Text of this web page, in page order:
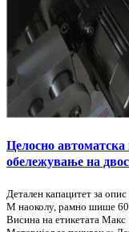
Целосно
обележување на
Детален капацитет за
M наоколу, рамно шише
Висина на етикетата